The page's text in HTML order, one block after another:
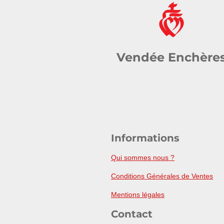
Vendée
Informations
Qui sommes nous ?
Conditions Générales de Ventes
Mentions légales
Contact